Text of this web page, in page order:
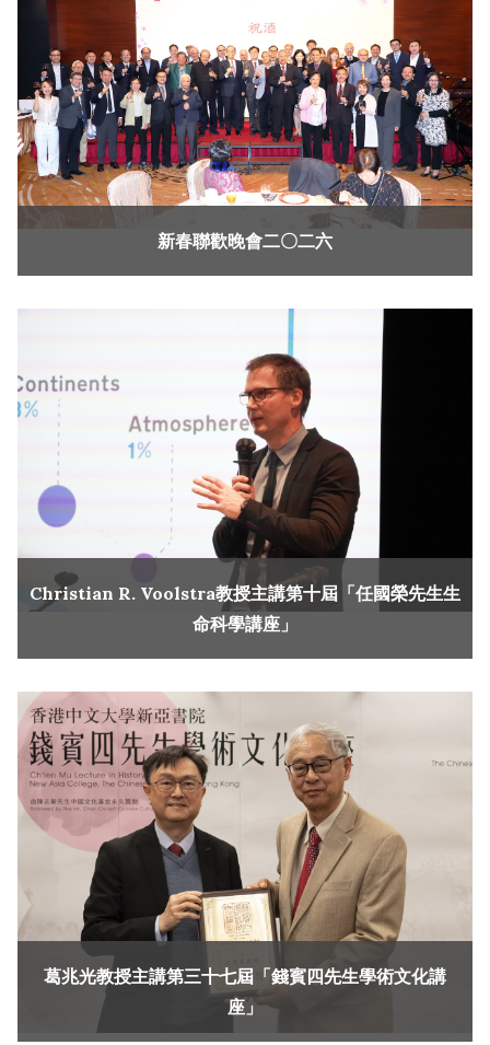
新春聯歡晚會二〇二六
Christian R. Voolstra教授主講第十屆「任國榮先生生
命科學講座」
葛兆光教授主講第三十七屆「錢賓四先生學術文化講
座」